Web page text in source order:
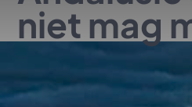
niet mag